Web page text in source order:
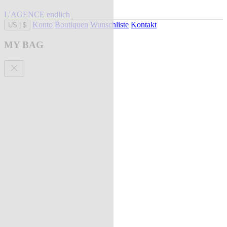
L'AGENCE endlich
US $ Konto Boutiquen Wunschliste Kontakt
MY BAG